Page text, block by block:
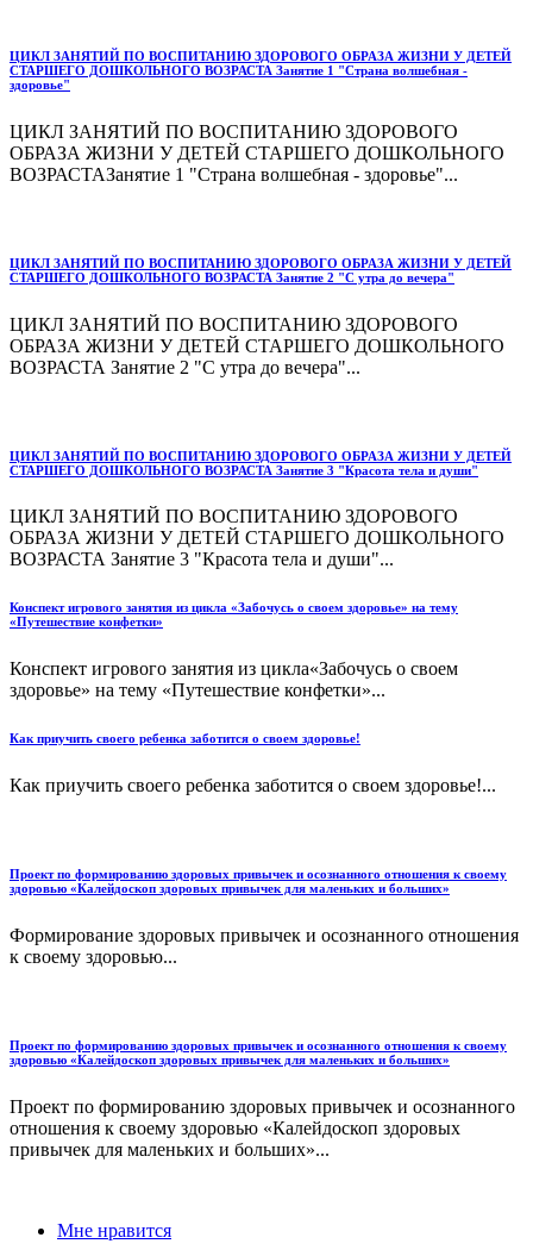
ЦИКЛ ЗАНЯТИЙ ПО ВОСПИТАНИЮ ЗДОРОВОГО ОБРАЗА ЖИЗНИ У ДЕТЕЙ
СТАРШЕГО ДОШКОЛЬНОГО ВОЗРАСТА Занятие 1 "Страна волшебная -
здоровье"
ЦИКЛ ЗАНЯТИЙ ПО ВОСПИТАНИЮ ЗДОРОВОГО
ОБРАЗА ЖИЗНИ У ДЕТЕЙ СТАРШЕГО ДОШКОЛЬНОГО
ВОЗРАСТАЗанятие 1 "Страна волшебная - здоровье"...
ЦИКЛ ЗАНЯТИЙ ПО ВОСПИТАНИЮ ЗДОРОВОГО ОБРАЗА ЖИЗНИ У ДЕТЕЙ
СТАРШЕГО ДОШКОЛЬНОГО ВОЗРАСТА Занятие 2 "С утра до вечера"
ЦИКЛ ЗАНЯТИЙ ПО ВОСПИТАНИЮ ЗДОРОВОГО
ОБРАЗА ЖИЗНИ У ДЕТЕЙ СТАРШЕГО ДОШКОЛЬНОГО
ВОЗРАСТА Занятие 2 "С утра до вечера"...
ЦИКЛ ЗАНЯТИЙ ПО ВОСПИТАНИЮ ЗДОРОВОГО ОБРАЗА ЖИЗНИ У ДЕТЕЙ
СТАРШЕГО ДОШКОЛЬНОГО ВОЗРАСТА Занятие 3 "Красота тела и души"
ЦИКЛ ЗАНЯТИЙ ПО ВОСПИТАНИЮ ЗДОРОВОГО
ОБРАЗА ЖИЗНИ У ДЕТЕЙ СТАРШЕГО ДОШКОЛЬНОГО
ВОЗРАСТА Занятие 3 "Красота тела и души"...
Конспект игрового занятия из цикла «Забочусь о своем здоровье» на тему
«Путешествие конфетки»
Конспект игрового занятия из цикла«Забочусь о своем
здоровье» на тему «Путешествие конфетки»...
Как приучить своего ребенка заботится о своем здоровье!
Как приучить своего ребенка заботится о своем здоровье!...
Проект по формированию здоровых привычек и осознанного отношения к своему
здоровью «Калейдоскоп здоровых привычек для маленьких и больших»
Формирование здоровых привычек и осознанного отношения
к своему здоровью...
Проект по формированию здоровых привычек и осознанного отношения к своему
здоровью «Калейдоскоп здоровых привычек для маленьких и больших»
Проект по формированию здоровых привычек и осознанного
отношения к своему здоровью «Калейдоскоп здоровых
привычек для маленьких и больших»...
Мне нравится